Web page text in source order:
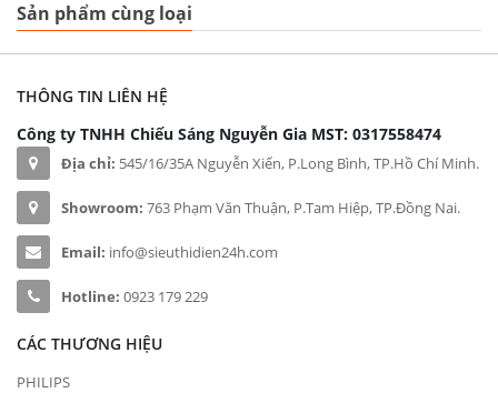
Sản phẩm cùng loại
THÔNG TIN LIÊN HỆ
Công ty TNHH Chiếu Sáng Nguyễn Gia MST: 0317558474
Địa chỉ: 545/16/35A Nguyễn Xiển, P.Long Bình, TP.Hồ Chí Minh.
Showroom: 763 Phạm Văn Thuận, P.Tam Hiệp, TP.Đồng Nai.
Email: info@sieuthidien24h.com
Hotline: 0923 179 229
CÁC THƯƠNG HIỆU
PHILIPS